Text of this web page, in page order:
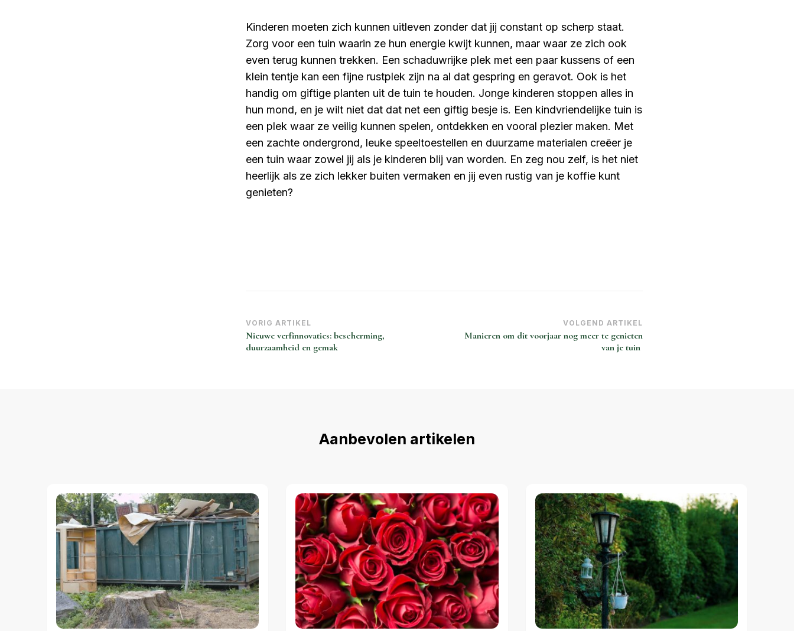
Kinderen moeten zich kunnen uitleven zonder dat jij constant op scherp staat.
Zorg voor een tuin waarin ze hun energie kwijt kunnen, maar waar ze zich ook
even terug kunnen trekken. Een schaduwrijke plek met een paar kussens of een
klein tentje kan een fijne rustplek zijn na al dat gespring en geravot. Ook is het
handig om giftige planten uit de tuin te houden. Jonge kinderen stoppen alles in
hun mond, en je wilt niet dat dat net een giftig besje is. Een kindvriendelijke tuin is
een plek waar ze veilig kunnen spelen, ontdekken en vooral plezier maken. Met
een zachte ondergrond, leuke speeltoestellen en duurzame materialen creëer je
een tuin waar zowel jij als je kinderen blij van worden. En zeg nou zelf, is het niet
heerlijk als ze zich lekker buiten vermaken en jij even rustig van je koffie kunt
genieten?
Bericht
navigatie
VORIG ARTIKEL
Nieuwe verfinnovaties: bescherming,
duurzaamheid en gemak
VOLGEND ARTIKEL
Manieren om dit voorjaar nog meer te genieten
van je tuin
Aanbevolen artikelen